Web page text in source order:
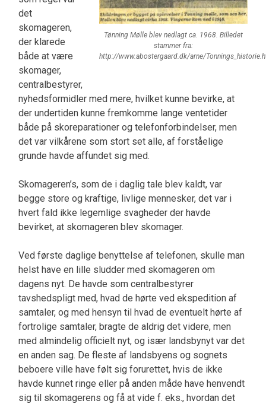
Tønning Mølle blev nedlagt ca. 1968. Billedet
stammer fra:
http://www.abostergaard.dk/arne/
det
skomageren,
der klarede
både at være
skomager,
centralbestyrer,
nyhedsformidler med mere, hvilket kunne bevirke, at
der undertiden kunne fremkomme lange ventetider
både på skoreparationer og telefonforbindelser, men
det var vilkårene som stort set alle, af forståelige
grunde havde affundet sig med.
Skomageren’s, som de i daglig tale blev kaldt, var
begge store og kraftige, livlige mennesker, det var i
hvert fald ikke legemlige svagheder der havde
bevirket, at skomageren blev skomager.
Ved første daglige benyttelse af telefonen, skulle man
helst have en lille sludder med skomageren om
dagens nyt. De havde som centralbestyrer
tavshedspligt med, hvad de hørte ved ekspedition af
samtaler, og med hensyn til hvad de eventuelt hørte af
fortrolige samtaler, bragte de aldrig det videre, men
med almindelig officielt nyt, og især landsbynyt var det
en anden sag. De fleste af landsbyens og sognets
beboere ville have følt sig forurettet, hvis de ikke
havde kunnet ringe eller på anden måde have henvendt
sig til skomagerens og få at vide f. eks., hvordan det